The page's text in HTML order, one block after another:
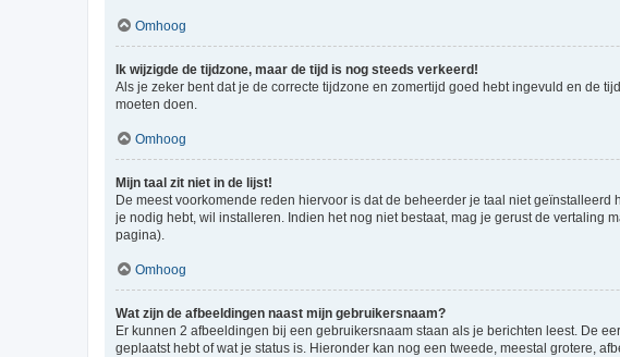
Omhoog
Ik wijzigde de tijdzone, maar de tijd is nog steeds verkeerd!
Als je zeker bent dat je de correcte tijdzone en zomertijd goed hebt ingevuld en de
moeten doen.
Omhoog
Mijn taal zit niet in de lijst!
De meest voorkomende reden hiervoor is dat de beheerder je taal niet
je nodig hebt, wil installeren. Indien het nog niet bestaat, mag je gerust de vertaling
pagina).
Omhoog
Wat zijn de afbeeldingen naast mijn gebruikersnaam?
Er kunnen 2 afbeeldingen bij een gebruikersnaam staan als je berichten leest. De
geplaatst hebt of wat je status is. Hieronder kan nog een tweede, meestal grotere,